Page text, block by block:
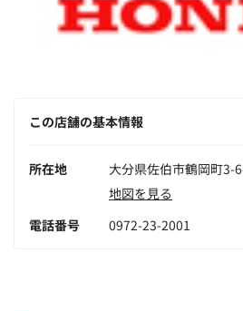
この店舗の基本情報
所在地
大分県佐伯市鶴岡町3-
地図を見る
電話番号
0972-23-2001